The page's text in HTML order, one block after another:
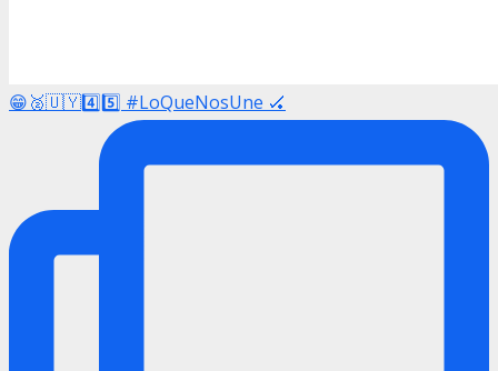
😁🥈🇺🇾4️⃣5️⃣ #LoQueNosUne 🏑